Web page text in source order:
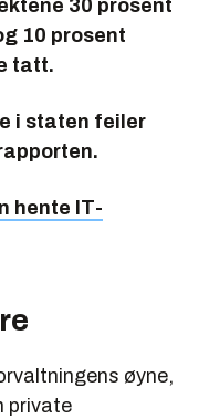
30 prosent
10 prosent
tatt.
i staten feiler
hente IT-
øyne,
private